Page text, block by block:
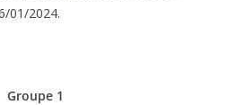
01/2024.
Groupe 1